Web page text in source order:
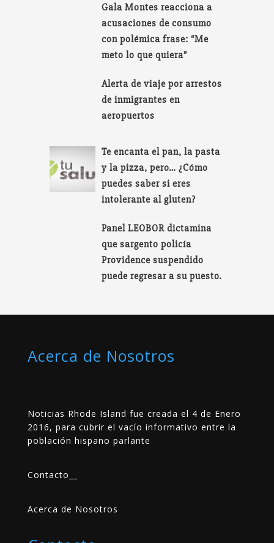
Gala Montes reacciona a
acusaciones de consumo
con polémica frase: “Me
meto lo que quiera”
Alerta de viaje por arrestos
de inmigrantes en
aeropuertos
Te encanta el pan, la pasta
y la pizza, pero… ¿Cómo
puedes saber si eres
intolerante al gluten?
Panel LEOBOR dictamina
que sargento policía
Providence suspendido
puede regresar a su puesto.
Acerca de Nosotros
Noticias Rhode Island fue creada el 4 de Enero
2016, para cubrir el vacío informativo entre la
población hispano parlante
Contacto
Acerca de Nosotros